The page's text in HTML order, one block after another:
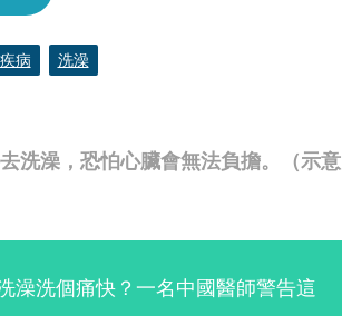
洗澡，恐怕心臟會無法負擔。（示意
病 洗澡
澡洗個痛快？一名中國醫師警告這